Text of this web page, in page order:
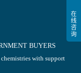
BUYERS
with support